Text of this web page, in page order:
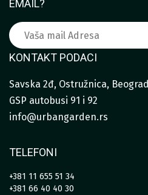
EMAIL?
KONTAKT PODACI
Savska 2đ, Ostružnica, Beograd
GSP autobusi 91 i 92
info@urbangarden.rs
TELEFONI
+381 11 655 51 34
+381 66 40 40 30